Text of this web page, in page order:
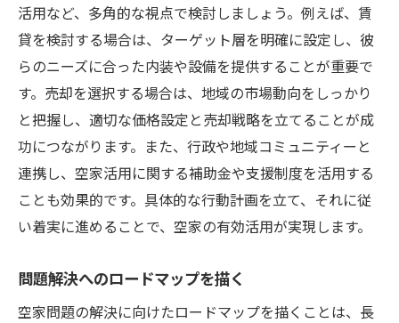
活用など、多角的な視点で検討しましょう。例えば、賃
貸を検討する場合は、ターゲット層を明確に設定し、彼
らのニーズに合った内装や設備を提供することが重要で
す。売却を選択する場合は、地域の市場動向をしっかり
と把握し、適切な価格設定と売却戦略を立てることが成
功につながります。また、行政や地域コミュニティーと
連携し、空家活用に関する補助金や支援制度を活用する
ことも効果的です。具体的な行動計画を立て、それに従
い着実に進めることで、空家の有効活用が実現します。
問題解決へのロードマップを描く
空家問題の解決に向けたロードマップを描くことは、長